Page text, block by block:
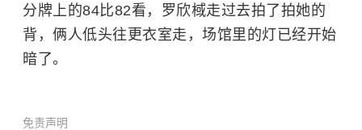
分牌上的84比82看，罗欣棫走过去拍了拍她的
背，俩人低头往更衣室走，场馆里的灯已经开始
暗了。
免责声明